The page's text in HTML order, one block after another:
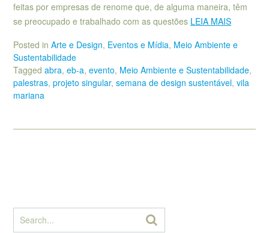
feitas por empresas de renome que, de alguma maneira, têm
se preocupado e trabalhado com as questões LEIA MAIS
Posted in Arte e Design, Eventos e Mídia, Meio Ambiente e
Sustentabilidade
Tagged abra, eb-a, evento, Meio Ambiente e Sustentabilidade,
palestras, projeto singular, semana de design sustentável, vila
mariana